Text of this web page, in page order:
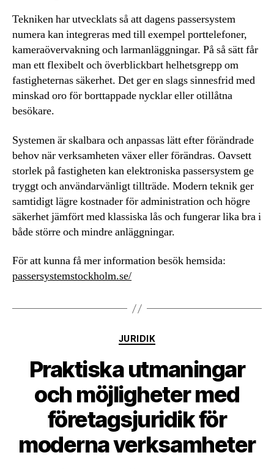
Tekniken har utvecklats så att dagens passersystem
numera kan integreras med till exempel porttelefoner,
kameraövervakning och larmanläggningar. På så sätt får
man ett flexibelt och överblickbart helhetsgrepp om
fastigheternas säkerhet. Det ger en slags sinnesfrid med
minskad oro för borttappade nycklar eller otillåtna
besökare.
Systemen är skalbara och anpassas lätt efter förändrade
behov när verksamheten växer eller förändras. Oavsett
storlek på fastigheten kan elektroniska passersystem ge
tryggt och användarvänligt tillträde. Modern teknik ger
samtidigt lägre kostnader för administration och högre
säkerhet jämfört med klassiska lås och fungerar lika bra i
både större och mindre anläggningar.
För att kunna få mer information besök hemsida:
passersystemstockholm.se/
Kategorier
JURIDIK
Praktiska utmaningar
och möjligheter med
företagsjuridik för
moderna verksamheter